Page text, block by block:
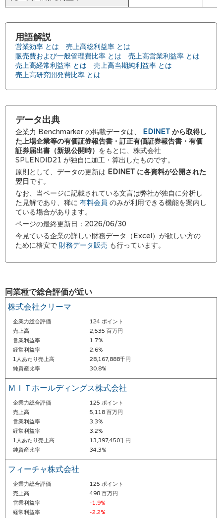
用語解説
営業効率 とは
売上高総利益率 とは
販売費および一般管理費比率 とは
売上高営業利益率 とは
売上高経常利益率 とは
売上高当期純利益率 とは
売上高研究開発費比率 とは
データ出典
企業力 Benchmarker の掲載データは、 EDINETから取得し
た上場企業等の有価証券報告書・訂正有価証券報告書・有価
証券届出書（新規公開時） をもとに、株式会社
SPLENDID21 が独自に加工・算出したものです。
原則として、データの更新は EDINET に各資料が公開された
翌日 です。
なお、当ページに記載されている文言は弊社が独自に分析し
た見解であり、稀に 有料会員 のみが利用できる機能を案内し
ている場合があります。
ページの最終更新日：2026/06/30
今見ている企業の詳しい財務データ（Excel）が欲しい方の
ために格安で 財務データ販売 も行っています。
同業種で総合評価が近い
株式会社クリーマ
企業力総合評価
124 ポイント
売上高
2,535 百万円
営業利益率
1.7%
経常利益率
2.6%
1人あたり売上高
28,167,888千円
純資産比率
30.8%
ＭＩＴホールディングス株式会社
企業力総合評価
125 ポイント
売上高
5,118 百万円
営業利益率
3.3%
経常利益率
3.2%
1人あたり売上高
13,397,450千円
純資産比率
34.3%
フィーチャ株式会社
企業力総合評価
125 ポイント
売上高
498 百万円
営業利益率
-1.9%
経常利益率
-2.2%